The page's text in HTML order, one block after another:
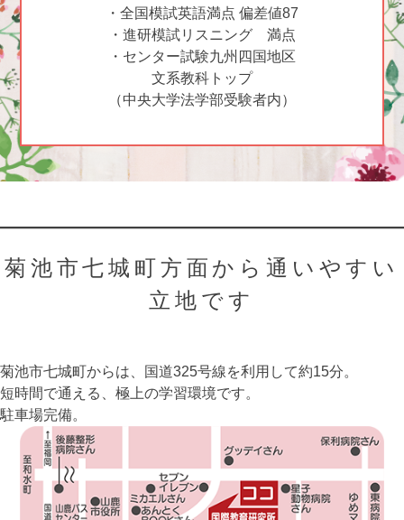
・全国模試英語満点 偏差値87
・進研模試リスニング 満点
・センター試験九州四国地区
文系教科トップ
（中央大学法学部受験者内）
菊池市七城町方面から通いやすい
立地です
菊池市七城町からは、国道325号線を利用して約15分。
短時間で通える、極上の学習環境です。
駐車場完備。